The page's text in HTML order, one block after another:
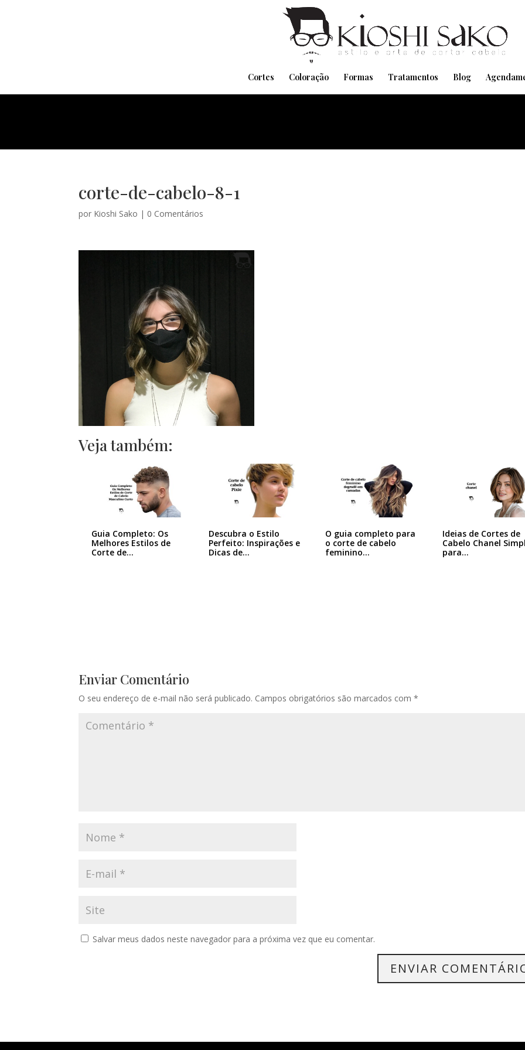
Cortes Coloração Formas Tratamentos Blog
corte-de-cabelo-8-1
por Kioshi Sako | 0 Comentários
Veja também:
Guia Completo: Os
Melhores Estilos de
Corte de…
Descubra o Estilo
Perfeito: Inspirações e
Dicas de…
O guia completo para
o corte de cabelo
feminino…
Ideias de Cortes de
Cabelo Chanel
para…
Enviar Comentário
O seu endereço de e-mail não será publicado. Campos obrigatórios são marcados com*
Salvar meus dados neste navegador para a próxima vez que eu comentar.
Pensando em transformar seu Visual??
Agende pelo Whatsapp